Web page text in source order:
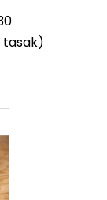
tasak)